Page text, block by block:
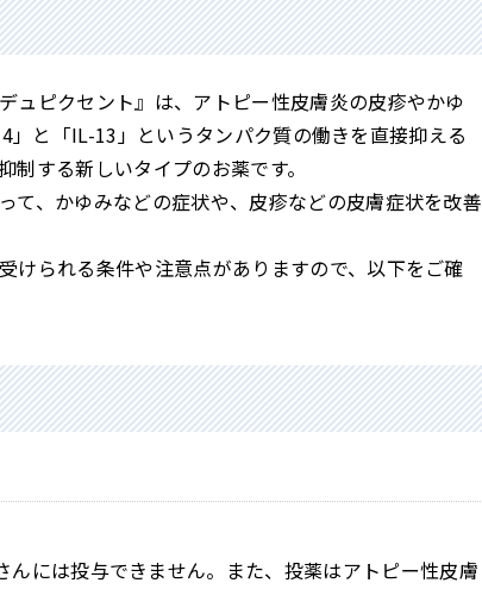
ュピクセント』は、アトピー性皮膚炎の皮疹やかゆ
」と「IL-13」というタンパク質の働きを直接抑える
制する新しいタイプのお薬です。
て、かゆみなどの症状や、皮疹などの皮膚症状を改善
けられる条件や注意点がありますので、以下をご確
には投与できません。また、投薬はアトピー性皮膚